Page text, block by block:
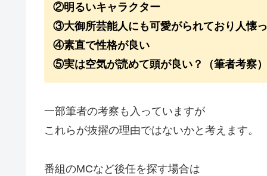
②明るいキャラクター
③大御所芸能人にも可愛がられており人懐
④素直で性格が良い
⑤実は空気が読めて頭が良い？（筆者考察）
一部筆者の考察も入っていますが
これらが抜擢の理由ではないかと考えます。
番組のMCなど後任を探す場合は